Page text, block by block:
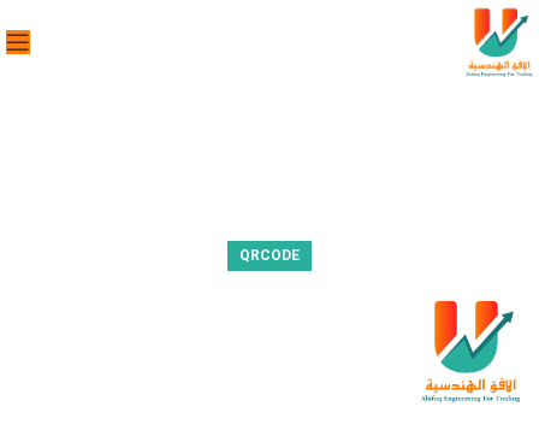
QRCODE